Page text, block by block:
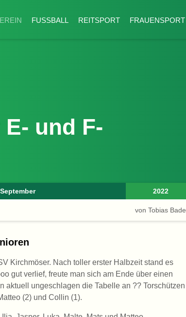
FUSSBALL REITSPORT FRAUENSPORT
und F-
2022
von Tobias Bade
Kirchmöser. Nach toller erster Halbzeit stand es
gut verlief, freute man sich am Ende über einen
aktuell ungeschlagen die Tabelle an ?? Torschützen
(2) und Collin (1).